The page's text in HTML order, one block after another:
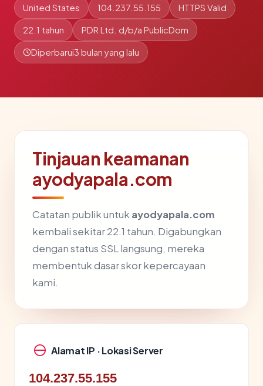
United States 104.237.55.155 HTTPS Valid
22.1 tahun PDR Ltd. d/b/a PublicDom
Diperbarui3 bulan yang lalu
Tinjauan keamanan
ayodyapala.com
Catatan publik untuk ayodyapala.com
kembali sekitar 22.1 tahun. Digabungkan
dengan status SSL langsung, mereka
membentuk dasar skor kepercayaan
kami.
Alamat IP · Lokasi Server
104.237.55.155